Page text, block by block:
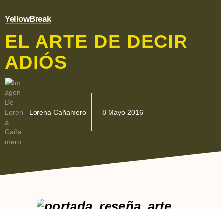
YellowBreak
EL ARTE DE DECIR
ADIÓS
Lorena Cañamero 8 Mayo 2016